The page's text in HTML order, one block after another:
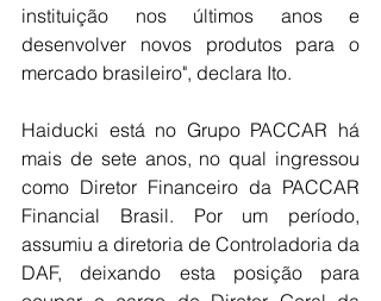
instituição nos últimos anos e
desenvolver novos produtos para o
mercado brasileiro", declara Ito.
Haiducki está no Grupo PACCAR há
mais de sete anos, no qual ingressou
como Diretor Financeiro da PACCAR
Financial Brasil. Por um período,
assumiu a diretoria de Controladoria da
DAF, deixando esta posição para